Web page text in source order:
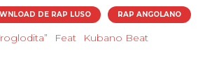
DE RAP LUSO RAP ANGOLANO
Feat
Kubano Beat